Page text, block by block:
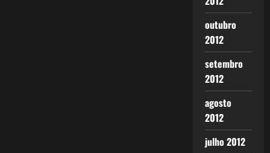
outubro
2012
setembro
2012
agosto
2012
julho 2012